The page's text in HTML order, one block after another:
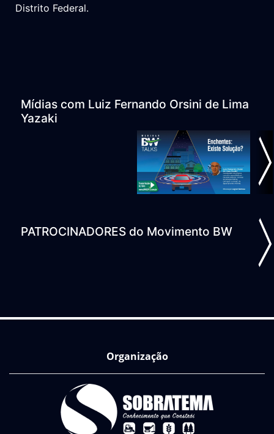
Distrito Federal.
Mídias com Luiz Fernando Orsini de Lima
Yazaki
PATROCINADORES do Movimento BW
Organização